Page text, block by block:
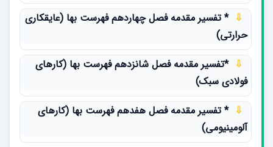
* تفسیر مقدمه فصل چهاردهم فهرست بها (عایقکاری
حرارتی)
*تفسیر مقدمه فصل شانزدهم فهرست بها (کارهای
فولادی سبک)
* تفسیر مقدمه فصل هفدهم فهرست بها (کارهای
آلومینیومی)